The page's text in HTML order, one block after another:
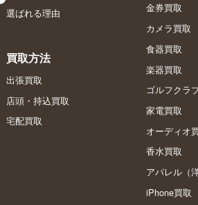
選ばれる理由
買取方法
出張買取
店頭・持込買取
宅配買取
金券買取
カメラ買取
食器買取
楽器買取
ゴルフクラ
家電買取
オーディオ
香水買取
アパレル（
iPhone買取